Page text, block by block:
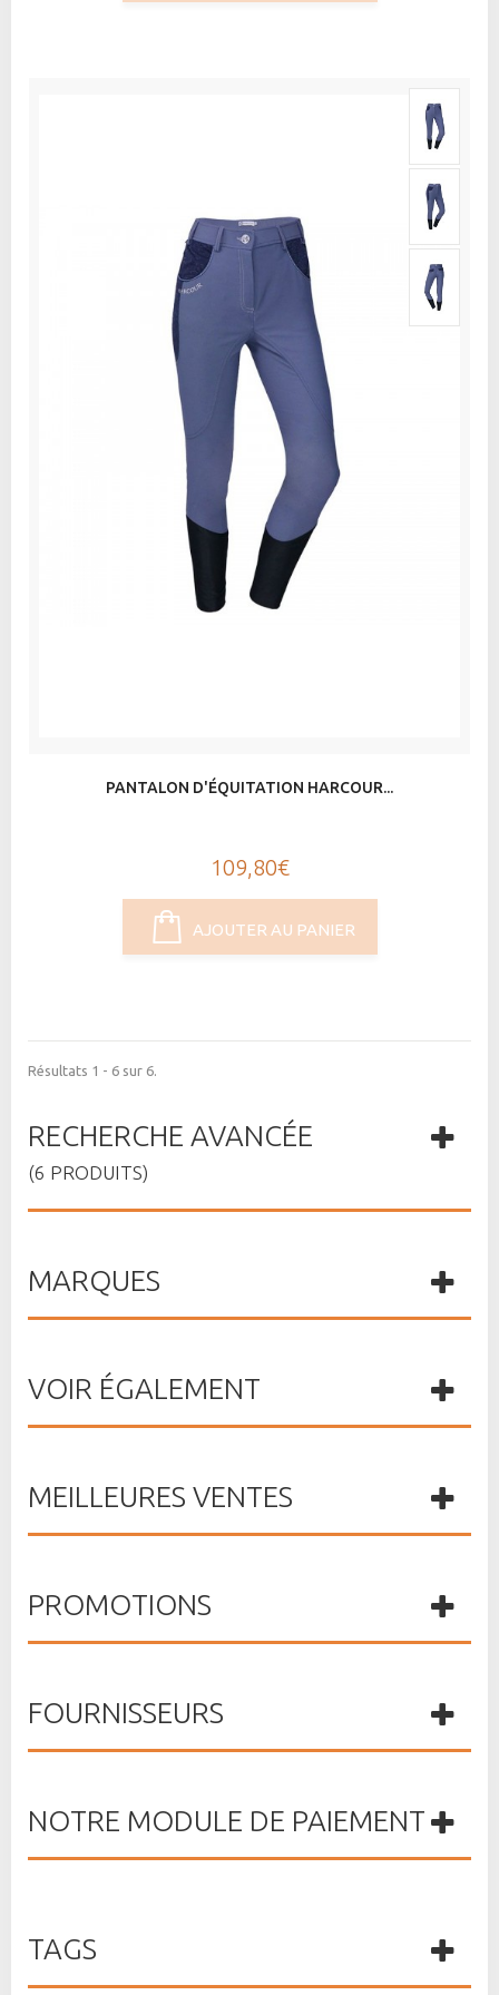
PANTALON D'ÉQUITATION HARCOUR...
109,80€
AJOUTER AU PANIER
Résultats 1 - 6 sur 6.
RECHERCHE AVANCÉE
(6 PRODUITS)
MARQUES
VOIR ÉGALEMENT
MEILLEURES VENTES
PROMOTIONS
FOURNISSEURS
NOTRE MODULE DE PAIEMENT
TAGS